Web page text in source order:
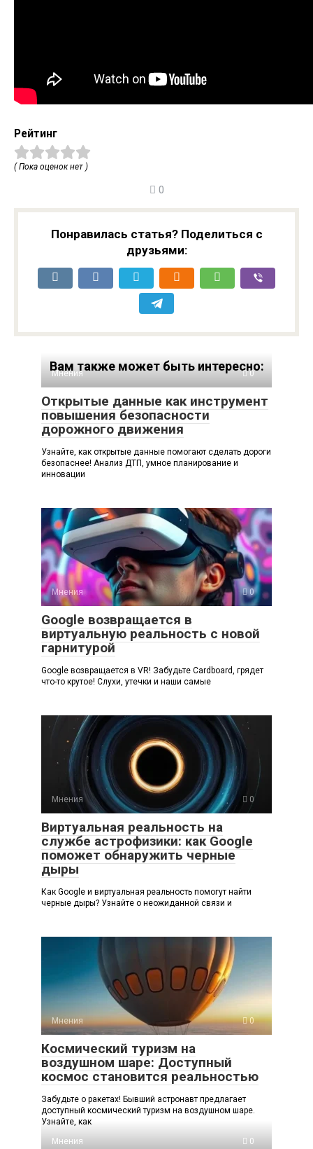
Рейтинг
( Пока оценок нет )
0
Понравилась статья? Поделиться с
друзьями:
Вам также может быть интересно:
Мнения 0
Открытые данные как инструмент
повышения безопасности
дорожного движения
Узнайте, как открытые данные помогают сделать дороги
безопаснее! Анализ ДТП, умное планирование и
инновации
Мнения 0
Google возвращается в
виртуальную реальность с новой
гарнитурой
Google возвращается в VR! Забудьте Cardboard, грядет
что-то крутое! Слухи, утечки и наши самые
Мнения 0
Виртуальная реальность на
службе астрофизики: как Google
поможет обнаружить черные
дыры
Как Google и виртуальная реальность помогут найти
черные дыры? Узнайте о неожиданной связи и
Мнения 0
Космический туризм на
воздушном шаре: Доступный
космос становится реальностью
Забудьте о ракетах! Бывший астронавт предлагает
доступный космический туризм на воздушном шаре.
Узнайте, как
Мнения
0